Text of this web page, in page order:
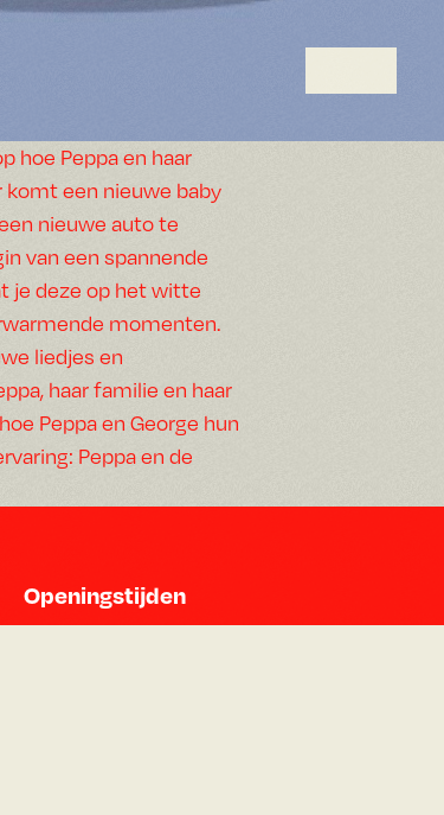
hoe Peppa en haar
komt een nieuwe baby
nieuwe auto te
van een spannende
je deze op het witte
momenten.
liedjes en
haar familie en haar
Peppa en George hun
Peppa en de
Openingstijden